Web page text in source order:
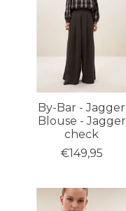
By-Bar - Jagger
Blouse - Jagger
check
€149,95